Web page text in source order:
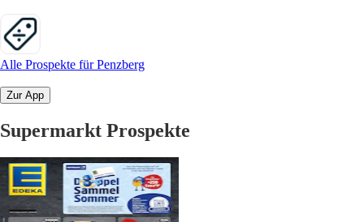
Alle Prospekte für Penzberg
Zur App
Supermarkt Prospekte